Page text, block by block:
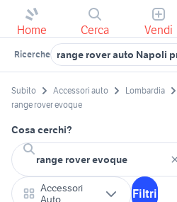
Home Cerca Vendi
Ricerche range rover auto Napoli
Subito Accessori auto Lombardia
range rover evoque
Cosa cerchi?
Accessori
Auto
Filtri